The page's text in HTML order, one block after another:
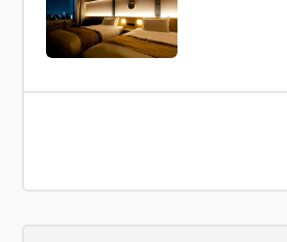
●ダイソンドライヤー設置
●KEURIGコーヒーメーカー設置